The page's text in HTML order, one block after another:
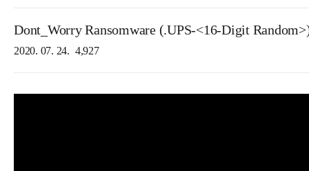
Dont_Worry Ransomware (.UPS-<16-Digit
2020. 07. 24. 4,927